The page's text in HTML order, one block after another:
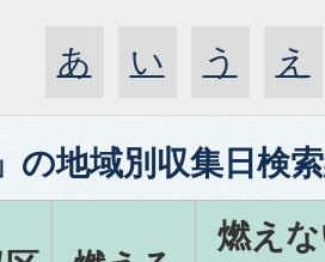
あ い う え
」の地域別収集日検索
燃え